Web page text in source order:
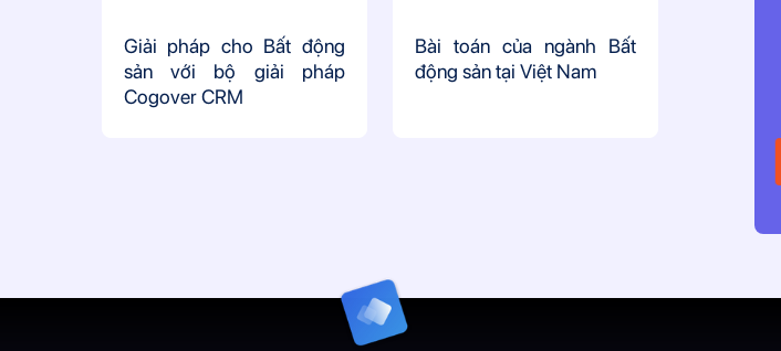
Giải pháp cho Bất động
sản với bộ giải pháp
Cogover CRM
Bài toán của ngành Bất
động sản tại Việt Nam